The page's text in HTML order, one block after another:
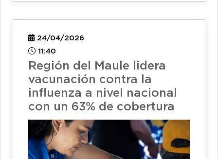
24/04/2026
11:40
Región del Maule lidera
vacunación contra la
influenza a nivel nacional
con un 63% de cobertura